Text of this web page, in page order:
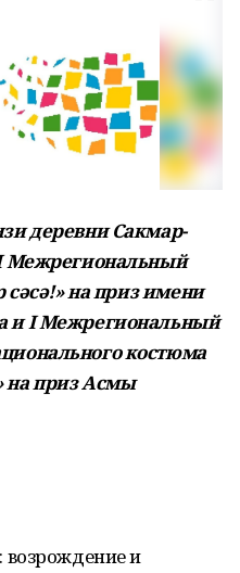
деревни Сакмар-
Межрегиональный
сәсә!» на приз имени
и I Межрегиональный
костюма
на приз Асмы
возрождение и